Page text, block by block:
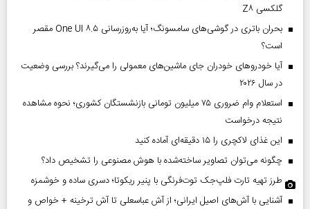
گلکسی Z۸
بحران باتری در گوشی‌های سامسونگ؛ آیا به‌روزرسانی One UI ۸.۵ مقصر
است؟
آیا خودروهای خودران جای ماشین‌های معمولی را می‌گیرند؟ بررسی وضعیت
در سال ۲۰۲۶
استعلام وام ضروری ۷۵ میلیون تومانی بازنشستگان کشوری؛ نحوه مشاهده
نتیجه درخواست
این غذای لاکچری را ۱۵ دقیقه‌ای آماده کنید
چگونه می‌توان تصاویر ساخته‌شده با هوش مصنوعی را تشخیص داد؟
طرز تهیه تارت فلپ‌جک توت‌فرنگی با پنیر ریکوتا؛ دسری ساده و خوشمزه
آشنایی با آش‌های اصیل ایرانی؛ از آش عباسعلی تا آش ترخینه + خواص و